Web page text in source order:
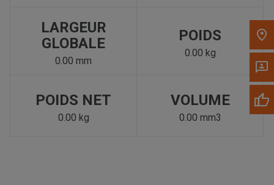
LARGEUR
GLOBALE
0.00 mm
POIDS
0.00 kg
POIDS NET
0.00 kg
VOLUME
0.00 mm3